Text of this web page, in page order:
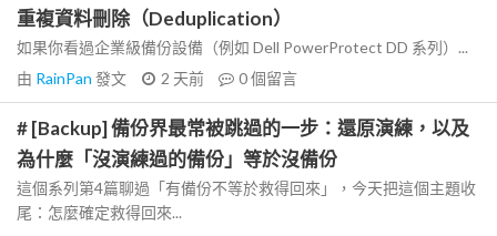
重複資料刪除（Deduplication）
如果你看過企業級備份設備（例如 Dell PowerProtect DD 系列）...
由 RainPan 發文 2 天前 0個留言
# [Backup] 備份界最常被跳過的一步：還原演練，以及
為什麼「沒演練過的備份」等於沒備份
這個系列第4篇聊過「有備份不等於救得回來」，今天把這個主題收
尾：怎麼確定救得回來...